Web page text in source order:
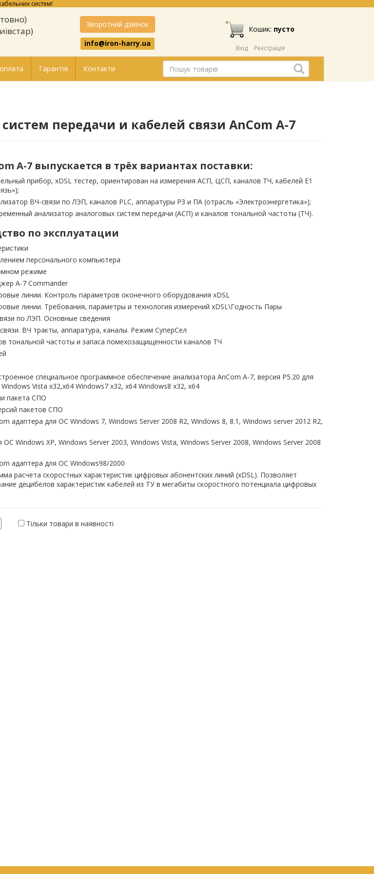
систем!
Зворотний дзвінок
info@iron-harry.ua
Кошик: пусто
Вхід Реєстрація
Гарантія Контакти
передачи и кабелей связи AnCom A-7
A-7 выпускается в трёх вариантах поставки:
прибор, xDSL тестер, ориентирован на измерения АСП, ЦСП, каналов ТЧ, кабелей E1
ВЧ-связи по ЛЭП, каналов PLC, аппаратуры РЗ и ПА (отрасль «Электроэнергетика»);
анализатор аналоговых систем передачи (АСП) и каналов тональной частоты (ТЧ).
по эксплуатации
персонального компьютера
режиме
А-7 Commander
линии. Контроль параметров оконечного оборудования xDSL
линии. Требования, параметры и технология измерений xDSL\Годность Пары
по ЛЭП. Основные сведения
ВЧ тракты, аппаратура, каналы. Режим СуперСел
тональной частоты и запаса помехозащищенности каналов ТЧ
специальное программное обеспечение анализатора AnCom A-7, версия P5.20 для
Vista x32,x64 Windows7 x32, x64 Windows8 x32, x64
пакета СПО
пакетов СПО
адаптера для ОС Windows 7, Windows Server 2008 R2, Windows 8, 8.1, Windows server 2012 R2,
Windows XP, Windows Server 2003, Windows Vista, Windows Server 2008, Windows Server 2008
адаптера для ОС Windows98/2000
расчета скоростных характеристик цифровых абонентских линий (xDSL). Позволяет
децибелов характеристик кабелей из ТУ в мегабиты скоростного потенциала цифровых
Тільки товари в наявності